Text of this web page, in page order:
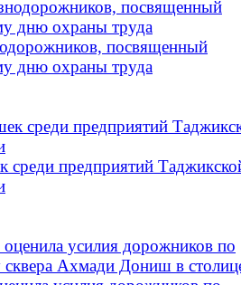
посвященный
дню охраны труда
среди предприятий